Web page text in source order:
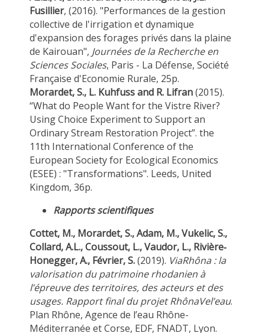
Fusillier, (2016). "Performances de la gestion
collective de l'irrigation et dynamique
d'expansion des forages privés dans la plaine
de Kairouan", Journées de la Recherche en
Sciences Sociales, Paris - La Défense, Société
Française d'Economie Rurale, 25p.
Morardet, S., L. Kuhfuss and R. Lifran(2015).
“What do People Want for the Vistre River?
Using Choice Experiment to Support an
Ordinary Stream Restoration Project”. the
11th International Conference of the
European Society for Ecological Economics
(ESEE) : "Transformations". Leeds, United
Kingdom, 36p.
Rapports scientifiques
Cottet, M., Morardet, S., Adam, M., Vukelic, S.,
Collard, A.L., Coussout, L., Vaudor, L., Rivière‐
Honegger, A., Février, S.(2019). ViaRhôna : la
valorisation du patrimoine rhodanien à
l’épreuve des territoires, des acteurs et des
usages. Rapport final du projet RhônaVel’eau.
Plan Rhône, Agence de l’eau Rhône-
Méditerranée et Corse, EDF, FNADT, Lyon.